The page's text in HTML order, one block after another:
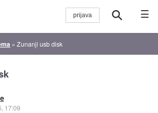
☰
»Zunanji usb disk
17:09